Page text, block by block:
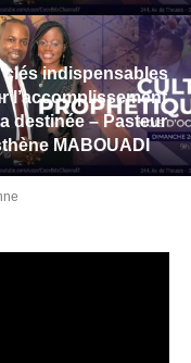
à sa place –
16 NOVEMBRE 2021